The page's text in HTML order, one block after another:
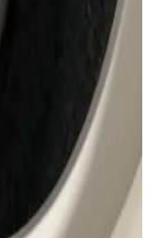
sıkışması
tornavida
vida
Sonra
Çözümleri
çamaşır makinesi
yapılması
önerileri